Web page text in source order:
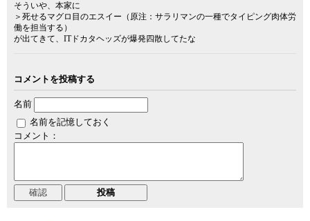
そういや、本家に
＞死せるマグロ目のエスイー（原注：サラリマンの一種でタイピング肉体労
働を担当する）
が出てきて、ITドカタヘッズが爆発四散してたな
コメントを投稿する
名前
名前を記憶しておく
コメント：